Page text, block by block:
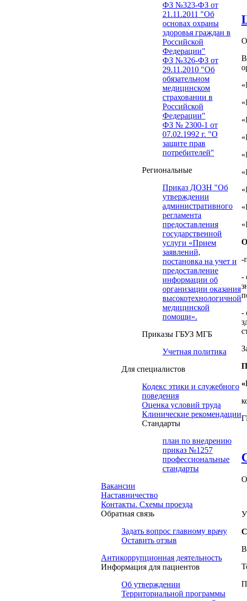
ФЗ №323-ФЗ от
21.11.2011 "Об
основах охраны
здоровья граждан в
Российской
Федерации"
ФЗ №326-ФЗ от
29.11.2010 "Об
обязательном
медицинском
страховании в
Российской
Федерации"
ФЗ № 2300-1 от
07.02.1992 г. "О
защите прав
потребителей"
Региональные
Приказ ДОЗН "Об
утверждении
административного
регламента
предоставления
государственной
услуги «Прием
заявлений,
постановка на учет и
предоставление
информации об
организации оказания
высокотехнологичной
медицинской
помощи».
Приказы ГБУЗ МГБ
Учетная политика
Для специалистов
Кодекс этики и служебного
поведения
Оценка условий труда
Клинические рекомендации
Cтандарты
план по внедрению
приказ №1257
профессиональные
стандарты
Вакансии
Наставничество
Контакты. Схемы проезда
Обратная связь
Задать вопрос главному врачу
Оставить отзыв
Антикоррупционная деятельность
Информация для пациентов
Об утверждении
Территориальной программы
В
-
-
-
У